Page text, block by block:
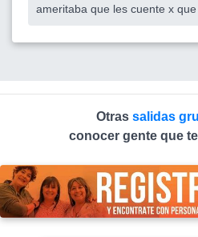
ameritaba que les cuente x que
Otras salidas
conocer gente que